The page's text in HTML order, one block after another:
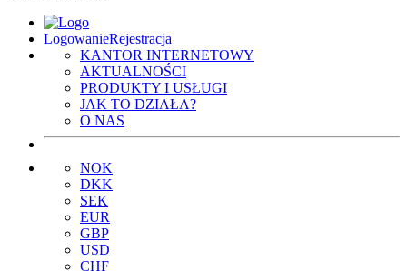
LogowanieRejestracja
KANTOR INTERNETOWY
AKTUALNOŚCI
PRODUKTY I USŁUGI
JAK TO DZIAŁA?
O NAS
NOK
DKK
SEK
EUR
GBP
USD
CHF